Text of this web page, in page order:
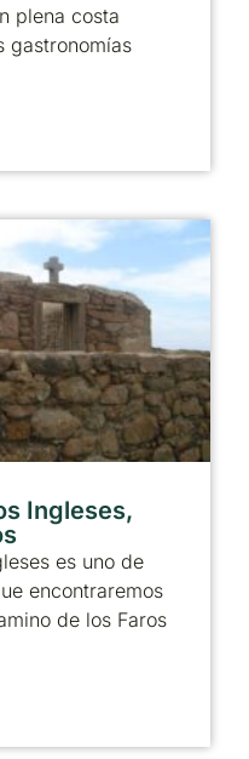
plena costa
gastronomías
Ingleses,
es uno de
encontraremos
de los Faros